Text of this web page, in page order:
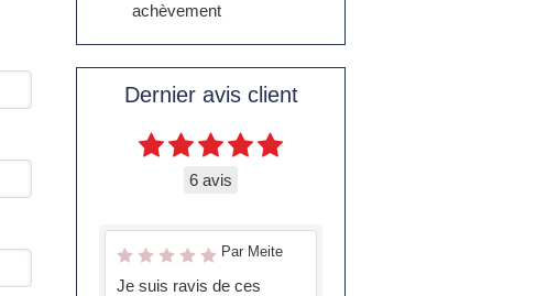
achèvement
Dernier avis client
6 avis
Par Meite
Je suis ravis de ces